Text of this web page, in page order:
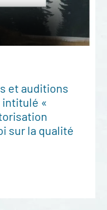
et auditions
intitulé «
sur la qualité